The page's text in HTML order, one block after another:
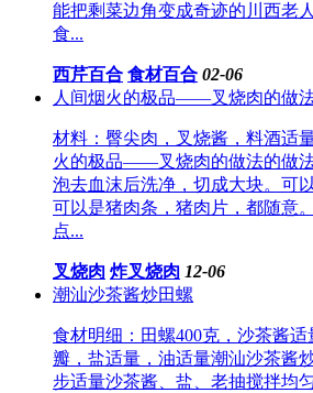
能把剩菜边角变成奇迹的川西老
食...
西芹百合 食材百合 02-06
人间烟火的极品——叉烧肉的做
材料：臀尖肉，叉烧酱，料酒适
火的极品——叉烧肉的做法的做
泡去血沫后洗净，切成大块。可
可以是猪肉条，猪肉片，都随意
点...
叉烧肉 炸叉烧肉 12-06
潮汕沙茶酱炒田螺
食材明细：田螺400克，沙茶酱
瓣，盐适量，油适量潮汕沙茶酱
步适量沙茶酱、盐、老抽搅拌均